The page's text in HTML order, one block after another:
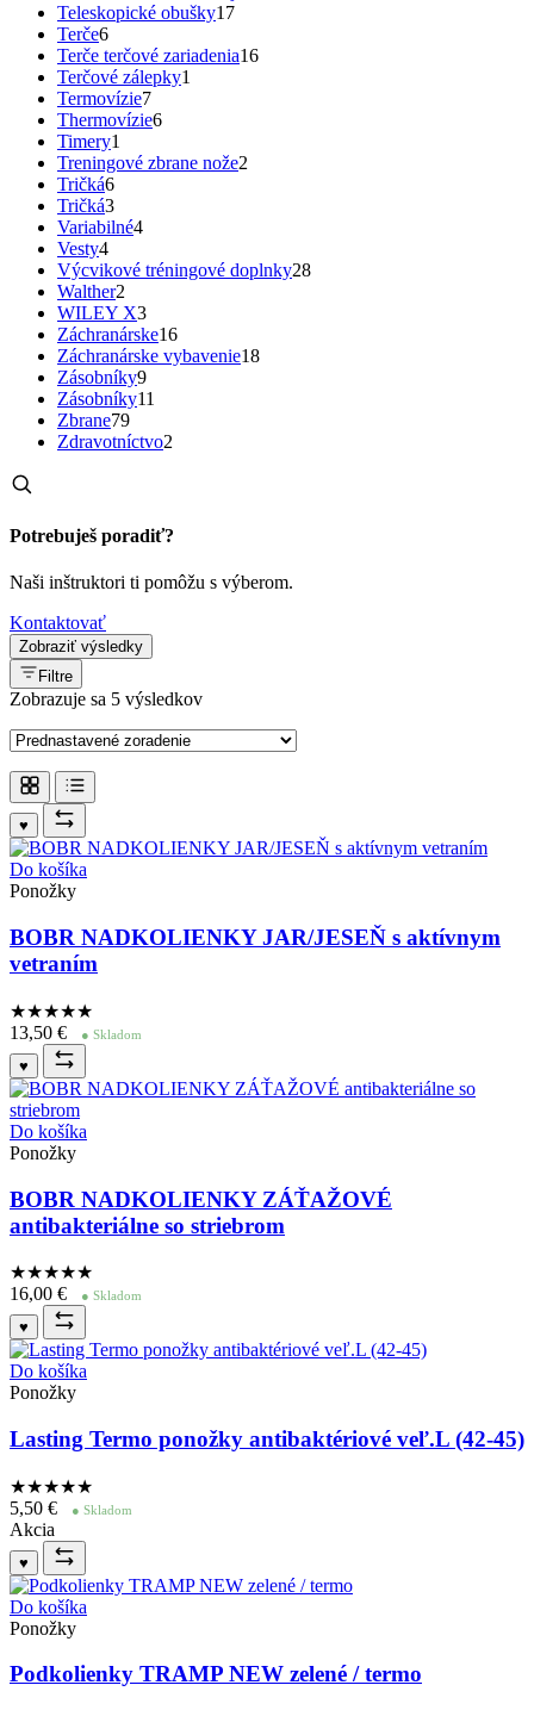
Teleskopické obušky17
Terče6
Terče terčové zariadenia16
Terčové zálepky1
Termovízie7
Thermovízie6
Timery1
Treningové zbrane nože2
Tričká6
Tričká3
Variabilné4
Vesty4
Výcvikové tréningové doplnky28
Walther2
WILEY X3
Záchranárske16
Záchranárske vybavenie18
Zásobníky9
Zásobníky11
Zbrane79
Zdravotníctvo2
Potrebuješ poradiť?
Naši inštruktori ti pomôžu s výberom.
Kontaktovať
Zobraziť výsledky
Filtre
Zobrazuje sa 5 výsledkov
♥
Do košíka
Ponožky
BOBR NADKOLIENKY JAR/JESEŇ s aktívnym
vetraním
★★★★★
13,50 € ● Skladom
♥
Do košíka
Ponožky
BOBR NADKOLIENKY ZÁŤAŽOVÉ
antibakteriálne so striebrom
★★★★★
16,00 € ● Skladom
♥
Do košíka
Ponožky
Lasting Termo ponožky antibaktériové veľ.L (42-45)
★★★★★
5,50 € ● Skladom
Akcia
♥
Do košíka
Ponožky
Podkolienky TRAMP NEW zelené / termo